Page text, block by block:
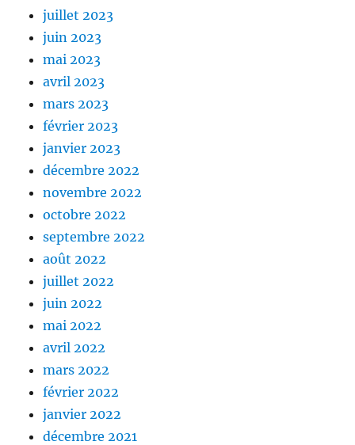
juillet 2023
juin 2023
mai 2023
avril 2023
mars 2023
février 2023
janvier 2023
décembre 2022
novembre 2022
octobre 2022
septembre 2022
août 2022
juillet 2022
juin 2022
mai 2022
avril 2022
mars 2022
février 2022
janvier 2022
décembre 2021